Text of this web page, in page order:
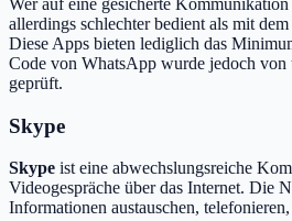
Wer auf eine gesicherte
allerdings schlechter bedient als mit
Diese Apps bieten lediglich das
Code von WhatsApp wurde jedoch von
geprüft.
Skype
Skype ist eine abwechslungsreiche
Videogespräche über das Internet. Die
Informationen austauschen,